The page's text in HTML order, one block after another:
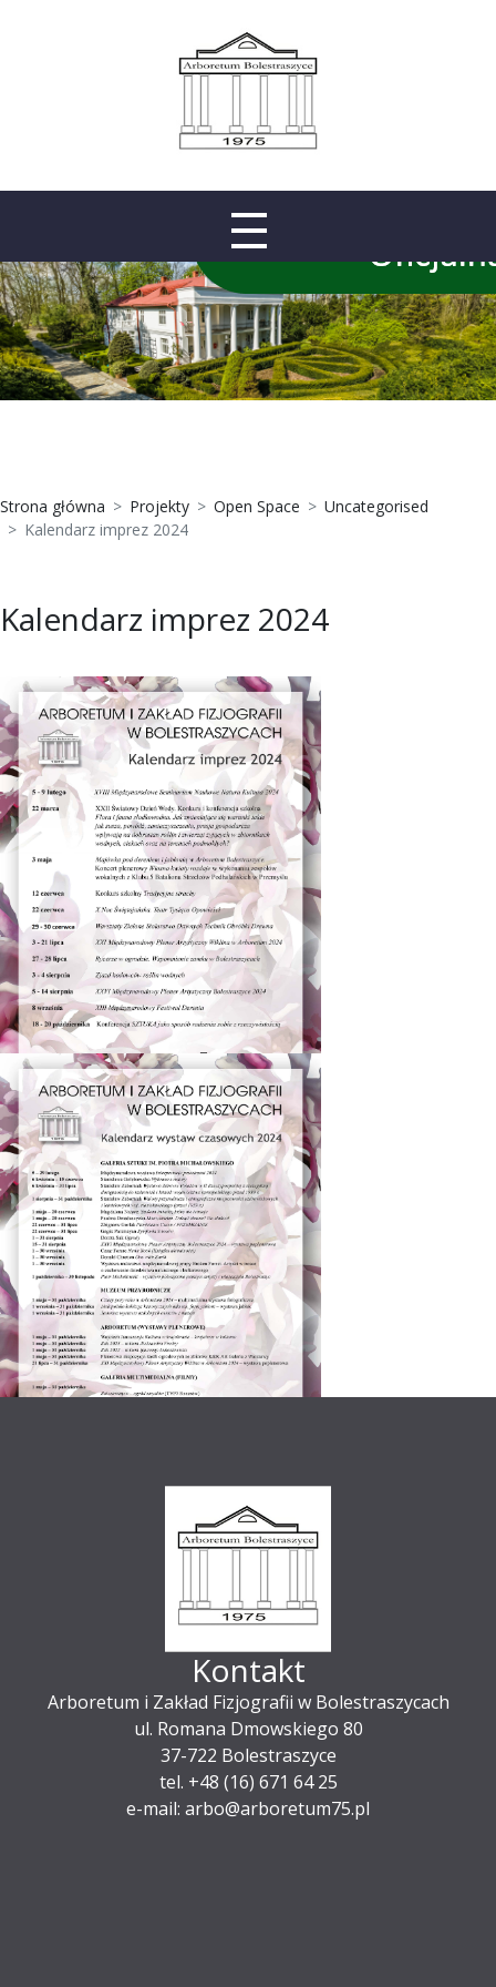
Strona główna Projekty Open Space
Uncategorised
Kalendarz imprez 2024
Kalendarz imprez 2024
Kontakt
Arboretum i Zakład Fizjografii w Bolestraszycach
ul. Romana Dmowskiego 80
37-722 Bolestraszyce
tel. +48 (16) 671 64 25
e-mail: arbo@arboretum75.pl